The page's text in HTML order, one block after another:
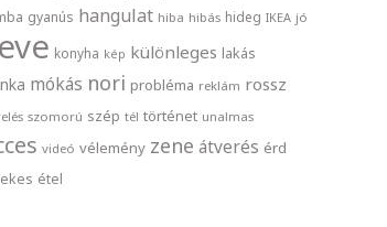
gyanús hangulat hiba hibás hideg IKEA jó
konyha kép különleges lakás
mókás nori probléma reklám rossz
szomorú szép tél történet unalmas
videó vélemény zene átverés érd
étel